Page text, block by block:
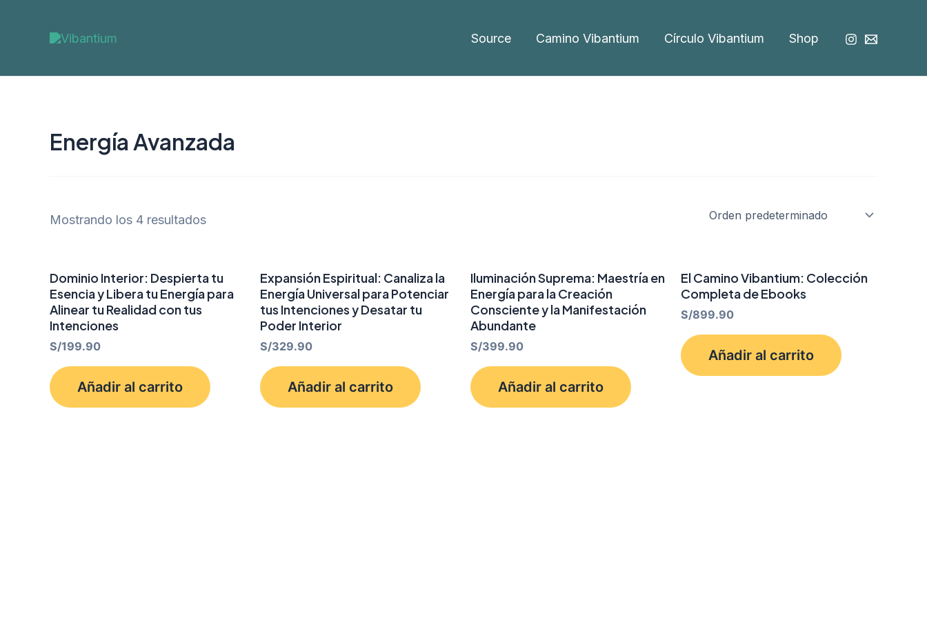
Source Camino Vibantium Círculo Vibantium Shop
Energía Avanzada
Mostrando los 4 resultados
Dominio Interior: Despierta tu
Esencia y Libera tu Energía para
Alinear tu Realidad con tus
Intenciones
S/199.90
Añadir al carrito
Expansión Espiritual: Canaliza la
Energía Universal para Potenciar
tus Intenciones y Desatar tu
Poder Interior
S/329.90
Añadir al carrito
Iluminación Suprema: Maestría en
Energía para la Creación
Consciente y la Manifestación
Abundante
S/399.90
Añadir al carrito
El Camino Vibantium: Colección
Completa de Ebooks
S/899.90
Añadir al carrito